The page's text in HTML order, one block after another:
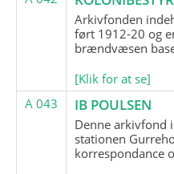
Arkivfonden
ført 1912-20 og
brændvæsen
[Klik for at se]
A 043
IB POULSEN
Denne arkivfond
stationen
korrespondance